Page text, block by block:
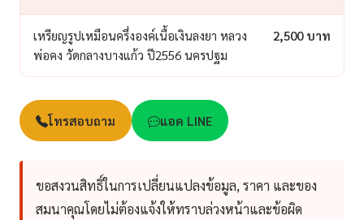
เหรียญรูปเหมือนครึ่งองค์เนื้อเงินลงยา หลวง
พ่อคง วัดกลางบางแก้ว ปี2556 นครปฐม
2,500 บาท
โทรสอบถาม แอด LINE
ขอสงวนสิทธิ์ในการเปลี่ยนแปลงข้อมูล, ราคา และของ
สมนาคุณโดยไม่ต้องแจ้งให้ทราบล่วงหน้าและข้อผิด